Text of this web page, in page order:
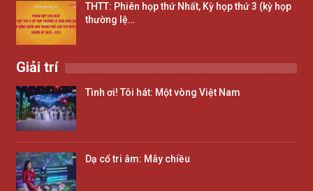
THTT: Phiên họp thứ Nhất, Kỳ họp thứ 3 (kỳ họp
thường lệ…
Giải trí
Tình ơi! Tôi hát: Một vòng Việt Nam
Dạ cổ tri âm: Mây chiều